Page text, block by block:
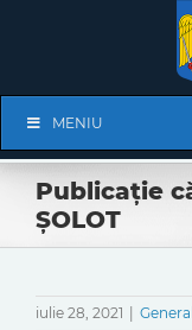
Navigation
MENIU
Publicație
ȘOLOT
iulie 28, 2021